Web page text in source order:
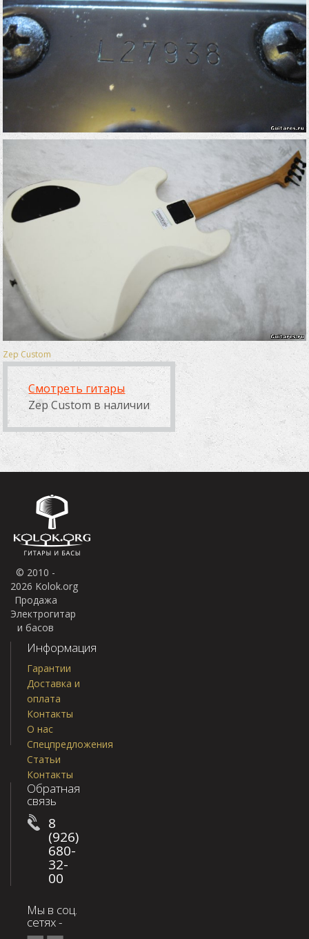
Zep Custom
Смотреть гитары
Zep Custom в наличии
© 2010 -
2026 Kolok.org
Продажа
Электрогитар
и басов
Информация
Гарантии
Доставка и
оплата
Контакты
О нас
Спецпредложения
Статьи
Контакты
Обратная
связь
8
(926)
680-
32-
00
Мы в соц.
сетях -